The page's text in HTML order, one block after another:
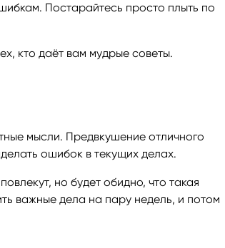
Постарайтесь просто плыть по
кто даёт вам мудрые советы.
мысли. Предвкушение отличного
ошибок в текущих делах.
но будет обидно, что такая
важные дела на пару недель, и потом